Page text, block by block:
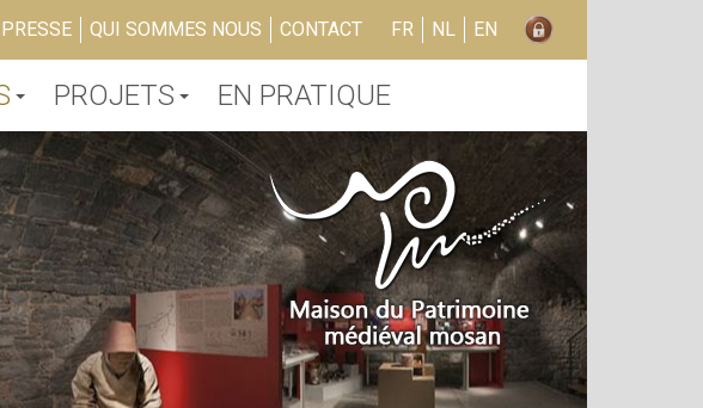
FR NL EN
QUI SOMMES NOUS CONTACT
PROJETS EN PRATIQUE